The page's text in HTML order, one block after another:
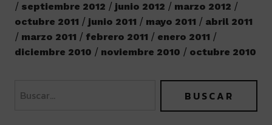
septiembre 2012
junio 2012
marzo 2012
octubre 2011
junio 2011 mayo 2011
abril 2011
marzo 2011
febrero 2011
enero 2011
diciembre 2010
noviembre 2010 octubre 2010